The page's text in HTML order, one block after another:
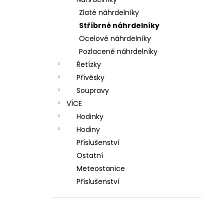
Zlaté náhrdelníky
Stříbrné náhrdelníky
Ocelové náhrdelníky
Pozlacené náhrdelníky
Řetízky
Přívěsky
Soupravy
VÍCE
Hodinky
Hodiny
Příslušenství
Ostatní
Meteostanice
Příslušenství